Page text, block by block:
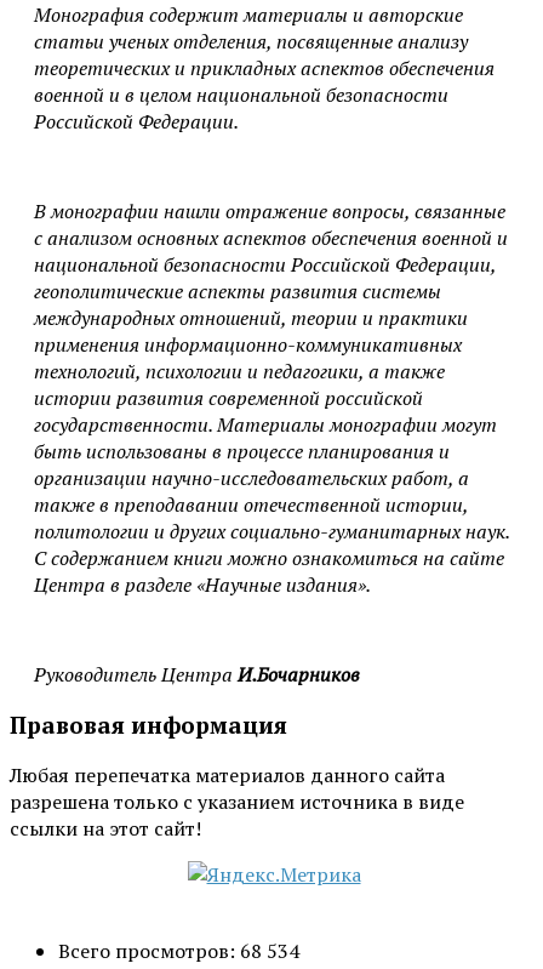
Монография содержит материалы и авторские
статьи ученых отделения, посвященные анализу
теоретических и прикладных аспектов обеспечения
военной и в целом национальной безопасности
Российской Федерации.
В монографии нашли отражение вопросы, связанные
с анализом основных аспектов обеспечения военной и
национальной безопасности Российской Федерации,
геополитические аспекты развития системы
международных отношений, теории и практики
применения информационно-коммуникативных
технологий, психологии и педагогики, а также
истории развития современной российской
государственности. Материалы монографии могут
быть использованы в процессе планирования и
организации научно-исследовательских работ, а
также в преподавании отечественной истории,
политологии и других социально-гуманитарных наук.
С содержанием книги можно ознакомиться на сайте
Центра в разделе «Научные издания».
Руководитель ЦентраИ.Бочарников
Правовая информация
Любая перепечатка материалов данного сайта
разрешена только с указанием источника в виде
ссылки на этот сайт!
Всего просмотров: 68 534